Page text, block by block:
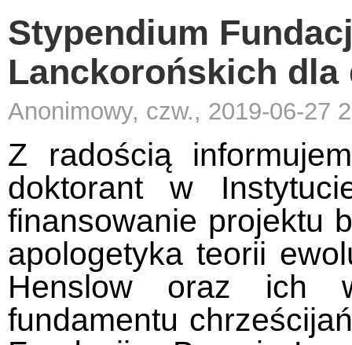
Stypendium
Lanckorońskich dla
Anonimowy, czw., 2019-06-27
Z radością
doktorant w
finansowanie projektu
apologetyka teorii
Henslow oraz ich
fundamentu